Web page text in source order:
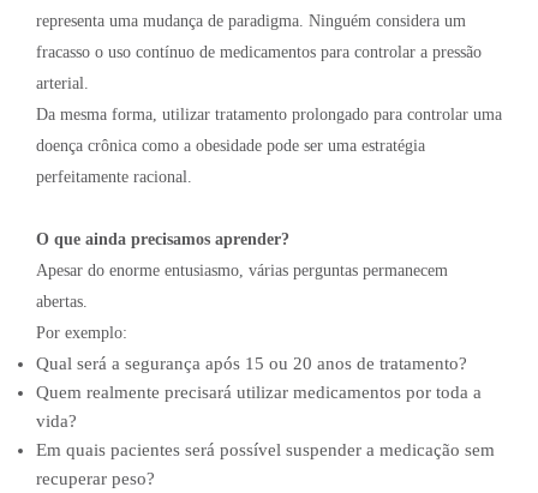
representa uma mudança de paradigma. Ninguém considera um
fracasso o uso contínuo de medicamentos para controlar a pressão
arterial.
Da mesma forma, utilizar tratamento prolongado para controlar uma
doença crônica como a obesidade pode ser uma estratégia
perfeitamente racional.
O que ainda precisamos aprender?
Apesar do enorme entusiasmo, várias perguntas permanecem
abertas.
Por exemplo:
Qual será a segurança após 15 ou 20 anos de tratamento?
Quem realmente precisará utilizar medicamentos por toda a
vida?
Em quais pacientes será possível suspender a medicação sem
recuperar peso?